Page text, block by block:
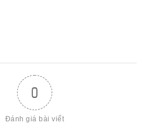
0
Đánh giá bài viết